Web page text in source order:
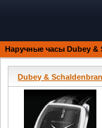
Наручные часы Dubey &
Dubey &